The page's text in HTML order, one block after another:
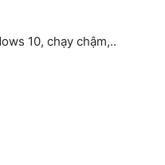
10, chạy chậm,..